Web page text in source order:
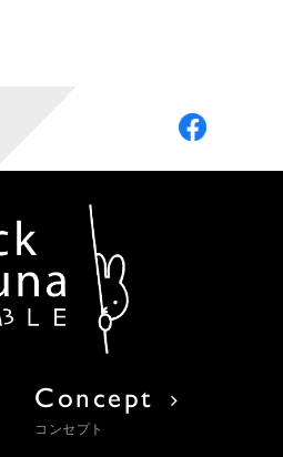
Concept
コンセプト